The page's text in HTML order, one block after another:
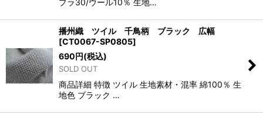
播州織 ツイル 千鳥柄 ブラック 広幅
[CT0067-SP0805]
690円(税込)
SOLD OUT
商品詳細 特徴 ツイル 生地素材・混率 綿100％ 生
地色 ブラック …